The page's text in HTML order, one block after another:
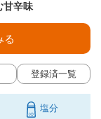
甘辛味
登録済一覧
る
塩分